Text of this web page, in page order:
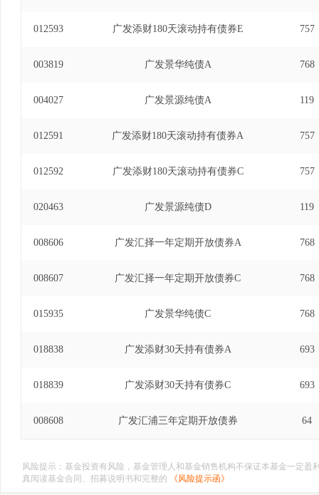
012593 广发添财180天滚动持有债券E 757
003819 广发景华纯债A 768
004027 广发景源纯债A 119
012591 广发添财180天滚动持有债券A 757
012592 广发添财180天滚动持有债券C 757
020463 广发景源纯债D 119
008606 广发汇择一年定期开放债券A 768
008607 广发汇择一年定期开放债券C 768
015935 广发景华纯债C 768
018838 广发添财30天持有债券A 693
018839 广发添财30天持有债券C 693
008608 广发汇浦三年定期开放债券 64
风险提示：基金投资有风险，基金管理人和基金销售机构不保证本基金一定
真阅读基金合同、招募说明书和完整的
《风险提示函》